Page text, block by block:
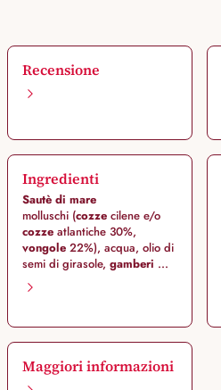
Recensione
Ingredienti
Sautè di mare
molluschi (cozze cilene e/o
cozze atlantiche 30%,
vongole 22%), acqua, olio di
semi di girasole, gamberi ...
Maggiori informazioni